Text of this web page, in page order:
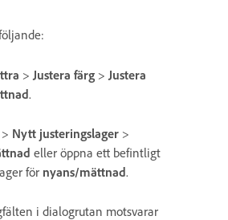
> Justera färg > Justera
.
> Nytt justeringslager >
eller öppna ett befintligt
för nyans/mättnad.
i dialogrutan motsvarar